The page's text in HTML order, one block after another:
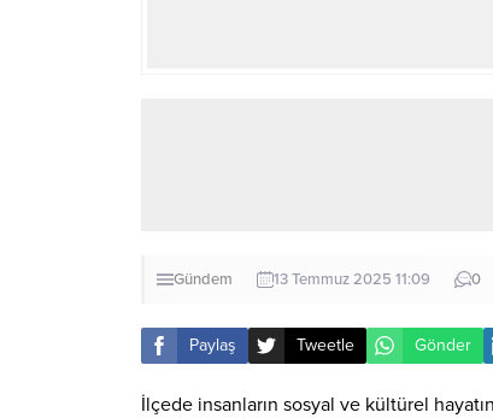
Gündem 13 Temmuz 2025 11:09 0
Paylaş Tweetle Gönder
İlçede insanların sosyal ve kültürel